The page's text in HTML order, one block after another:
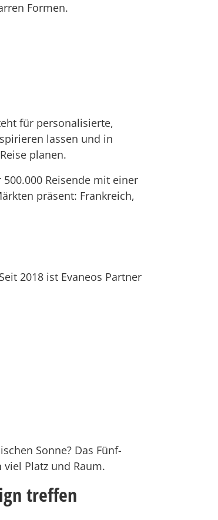
Formen.
für personalisierte,
lassen und in
planen.
Reisende mit einer
präsent: Frankreich,
2018 ist Evaneos Partner
Sonne? Das Fünf-
Platz und Raum.
treffen